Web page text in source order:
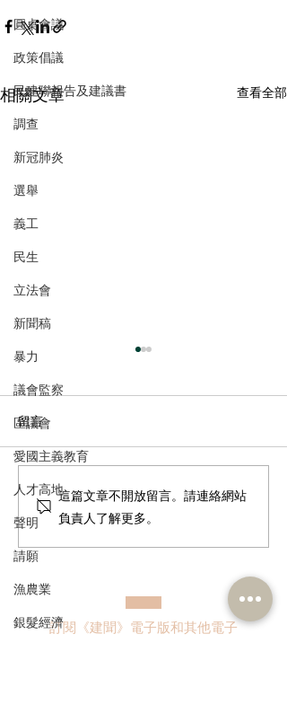
圓桌會議
政策倡議
民建聯報告及建議書
調查
新冠肺炎
選舉
義工
民生
立法會
新聞稿
暴力
議會監察
區議會
愛國主義教育
人才高地
聲明
請願
漁農業
銀髮經濟
相關文章 查看全部
走進蔚來、國盾量子與科
大訊飛，港區人大代表團
留言
這篇文章不開放留言。請連絡網站
負責人了解更多。
訂閱《建聞》電子版和其他電子